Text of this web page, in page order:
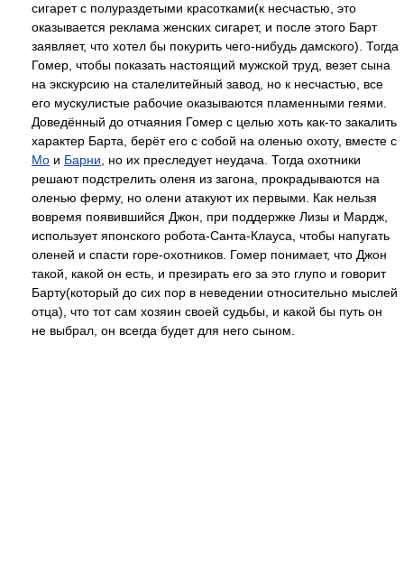
сигарет с полураздетыми красотками(к несчастью, это
оказывается реклама женских сигарет, и после этого Барт
заявляет, что хотел бы покурить чего-нибудь дамского). Тогда
Гомер, чтобы показать настоящий мужской труд, везет сына
на экскурсию на сталелитейный завод, но к несчастью, все
его мускулистые рабочие оказываются пламенными геями.
Доведённый до отчаяния Гомер с целью хоть как-то закалить
характер Барта, берёт его с собой на оленью охоту, вместе с
Мо и Барни , но их преследует неудача. Тогда охотники
решают подстрелить оленя из загона, прокрадываются на
оленью ферму, но олени атакуют их первыми. Как нельзя
вовремя появившийся Джон, при поддержке Лизы и Мардж,
использует японского робота-Санта-Клауса, чтобы напугать
оленей и спасти горе-охотников. Гомер понимает, что Джон
такой, какой он есть, и презирать его за это глупо и говорит
Барту(который до сих пор в неведении относительно мыслей
отца), что тот сам хозяин своей судьбы, и какой бы путь он
не выбрал, он всегда будет для него сыном.